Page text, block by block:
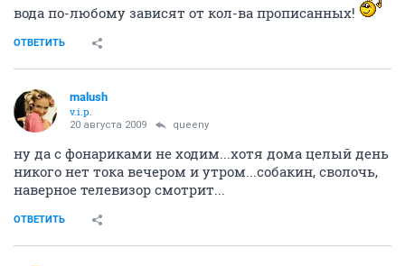
вода по-любому зависят от кол-ва прописанных!
ОТВЕТИТЬ
malush
v.i.p.
20 августа 2009 queeny
ну да с фонариками не ходим...хотя дома целый день
никого нет тока вечером и утром...собакин, сволочь,
наверное телевизор смотрит...
ОТВЕТИТЬ